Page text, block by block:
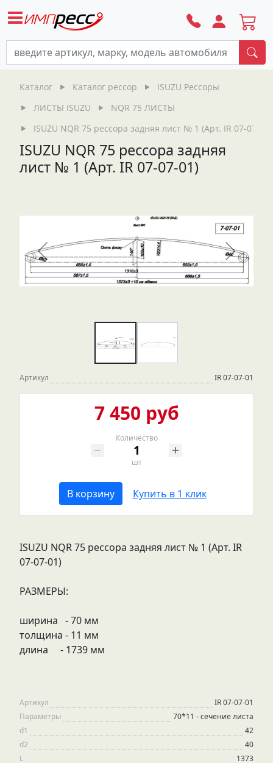
Каталог Каталог рессор
ISUZU Рессоры
ЛИСТЫ ISUZU
NQR 75 ЛИСТЫ
ISUZU NQR 75 рессора задняя лист № 1 (Арт. IR 07-07-01)
ISUZU NQR 75 рессора задняя
лист № 1 (Арт. IR 07-07-01)
Артикул IR 07-07-01
7 450 руб
Количество
шт
В корзину Купить в 1 клик
ISUZU NQR 75 рессора задняя лист № 1 (Арт. IR
07-07-01)
РАЗМЕРЫ:
ширина - 70 мм
толщина - 11 мм
длина - 1739 мм
Артикул
IR 07-07-01
Параметры
70*11 - сечение листа
d1
42
d2
40
L
1373